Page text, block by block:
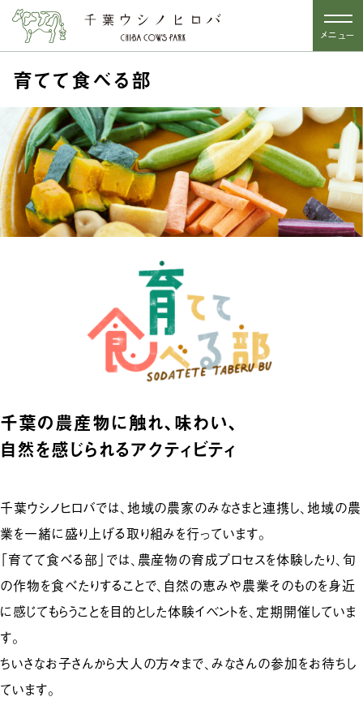
メニュー
育てて食べる部
千葉の農産物に触れ、味わい、
自然を感じられるアクティビティ
千葉ウシノヒロバでは、地域の農家のみなさまと連携し、地域の農
業を一緒に盛り上げる取り組みを行っています。
「育てて食べる部」では、農産物の育成プロセスを体験したり、旬
の作物を食べたりすることで、自然の恵みや農業そのものを身近
に感じてもらうことを目的とした体験イベントを、定期開催していま
す。
ちいさなお子さんから大人の方々まで、みなさんの参加をお待ちし
ています。